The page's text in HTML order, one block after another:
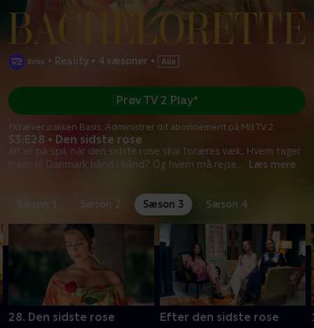
• Reality • 4 sæsoner •
S3:E28 • Den sidste rose
Alt er på spil, når den sidste rose skal foræres væk. Hvem tager
hjem til Danmark hånd i hånd? Og hvem må rejse... Læs mere
Prøv TV 2 Play*
*Kræver pakken Basis. Administrer dit abonnement på Mit TV 2.
Sæson 1 Sæson 2 Sæson 3 Sæson 4
28. Den sidste rose Efter den sidste rose